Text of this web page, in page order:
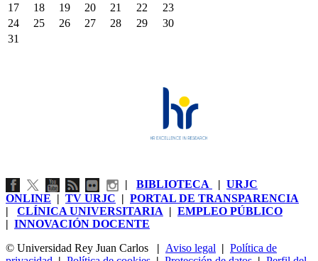
17
18 19 20 21 22
23
24
25 26 27 28 29
30
31
| BIBLIOTECA | URJC
ONLINE | TV URJC | PORTAL DE TRANSPARENCIA
| CLÍNICA UNIVERSITARIA | EMPLEO PÚBLICO
| INNOVACIÓN DOCENTE
© Universidad Rey Juan Carlos
| Aviso legal | Política de